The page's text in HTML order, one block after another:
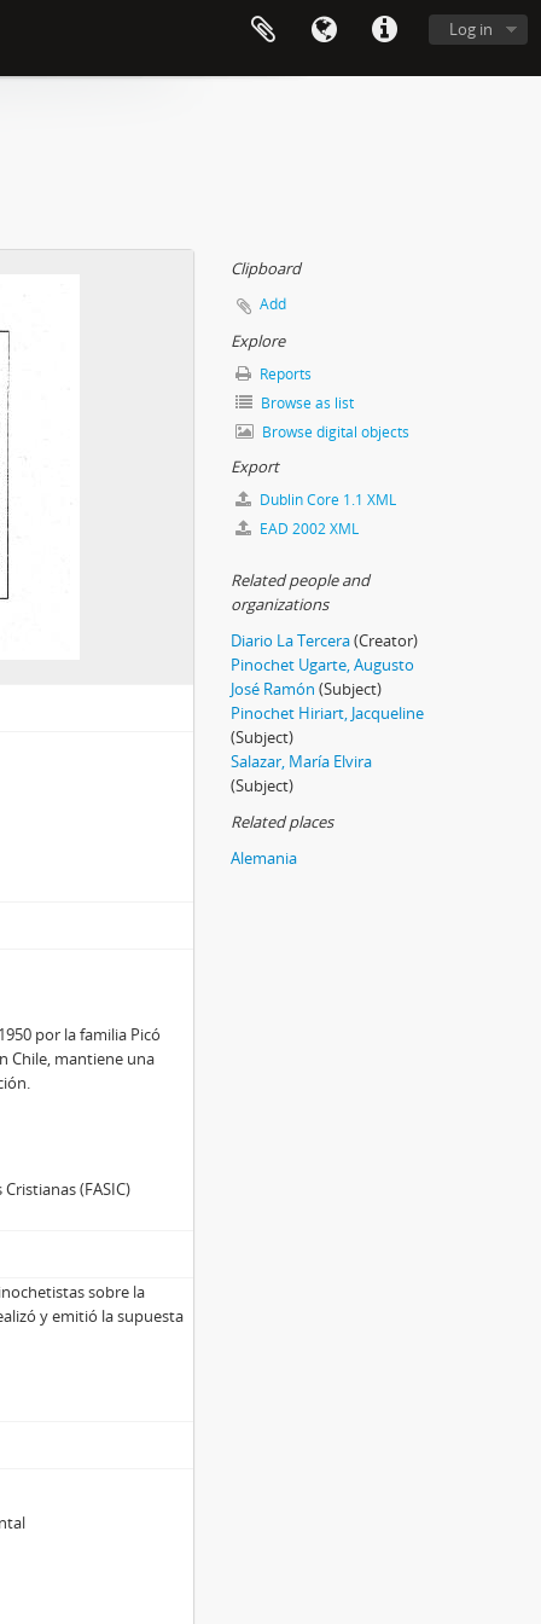
Log in
por la familia Picó
Chile, mantiene una
(FASIC)
sobre la
y emitió la supuesta
Clipboard
Add
Explore
Reports
Browse as list
Browse digital objects
Export
Dublin Core 1.1 XML
EAD 2002 XML
Related people and
organizations
Diario La Tercera(Creator)
Pinochet Ugarte, Augusto
José Ramón (Subject)
Pinochet Hiriart, Jacqueline
(Subject)
Salazar, María Elvira
(Subject)
Related places
Alemania